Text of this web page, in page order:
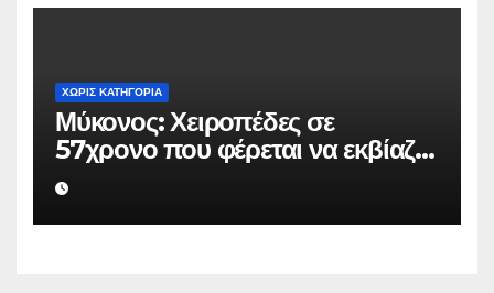
ΧΩΡΊΣ ΚΑΤΗΓΟΡΊΑ
Μύκονος: Χειροπέδες σε
57χρονο που φέρεται να εκβίαζε
επιχείρηση για να «θάψει»
ψευδείς καταγγελίες – Η παγίδα
που του έστησε η ΕΛ.ΑΣ.